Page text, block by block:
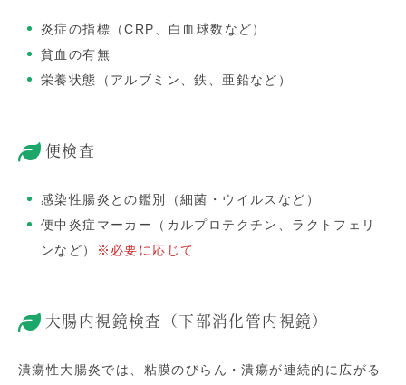
炎症の指標（CRP、白血球数など）
貧血の有無
栄養状態（アルブミン、鉄、亜鉛など）
便検査
感染性腸炎との鑑別（細菌・ウイルスなど）
便中炎症マーカー（カルプロテクチン、ラクトフェリ
ンなど）
※必要に応じて
大腸内視鏡検査（下部消化管内視鏡）
潰瘍性大腸炎では、粘膜のびらん・潰瘍が連続的に広がる